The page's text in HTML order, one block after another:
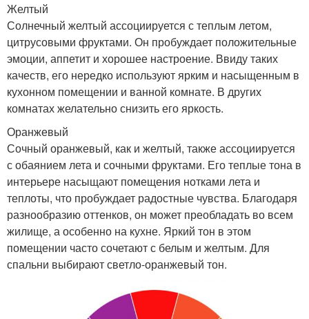
Желтый
Солнечный желтый ассоциируется с теплым летом,
цитрусовыми фруктами. Он пробуждает положительные
эмоции, аппетит и хорошее настроение. Ввиду таких
качеств, его нередко используют ярким и насыщенным в
кухонном помещении и ванной комнате. В других
комнатах желательно снизить его яркость.
Оранжевый
Сочный оранжевый, как и желтый, также ассоциируется
с обаянием лета и сочными фруктами. Его теплые тона в
интерьере насыщают помещения нотками лета и
теплоты, что пробуждает радостные чувства. Благодаря
разнообразию оттенков, он может преобладать во всем
жилище, а особенно на кухне. Яркий тон в этом
помещении часто сочетают с белым и желтым. Для
спальни выбирают светло-оранжевый тон.